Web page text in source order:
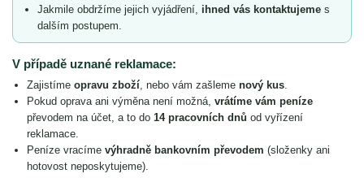
Jakmile obdržíme jejich vyjádření, ihned vás kontaktujeme s
dalším postupem.
V případě uznané reklamace:
Zajistíme opravu zboží , nebo vám zašleme nový kus
Pokud oprava ani výměna není možná, vrátíme vám peníze
převodem na účet, a to do 14 pracovních dnů od vyřízení
reklamace.
Peníze vracíme výhradně bankovním převodem (složenky ani
hotovost neposkytujeme).